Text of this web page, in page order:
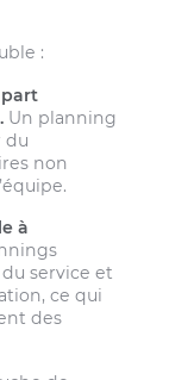
:
part
Un planning
du
non
à
service et
ce qui
des